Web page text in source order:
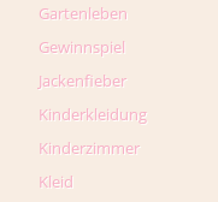
Gartenleben
Gewinnspiel
Jackenfieber
Kinderkleidung
Kinderzimmer
Kleid